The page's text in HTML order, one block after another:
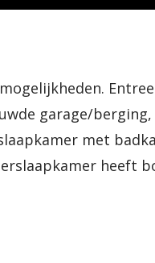
garage/
met
heeft